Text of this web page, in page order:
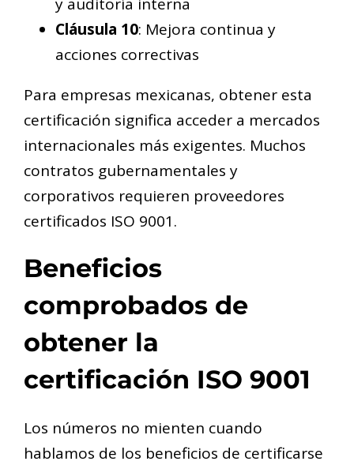
Cláusula 10: Mejora continua y
acciones correctivas
Para empresas mexicanas, obtener esta
certificación significa acceder a mercados
internacionales más exigentes. Muchos
contratos gubernamentales y
corporativos requieren proveedores
certificados ISO 9001.
Beneficios
comprobados de
obtener la
certificación ISO 9001
Los números no mienten cuando
hablamos de los beneficios de certificarse